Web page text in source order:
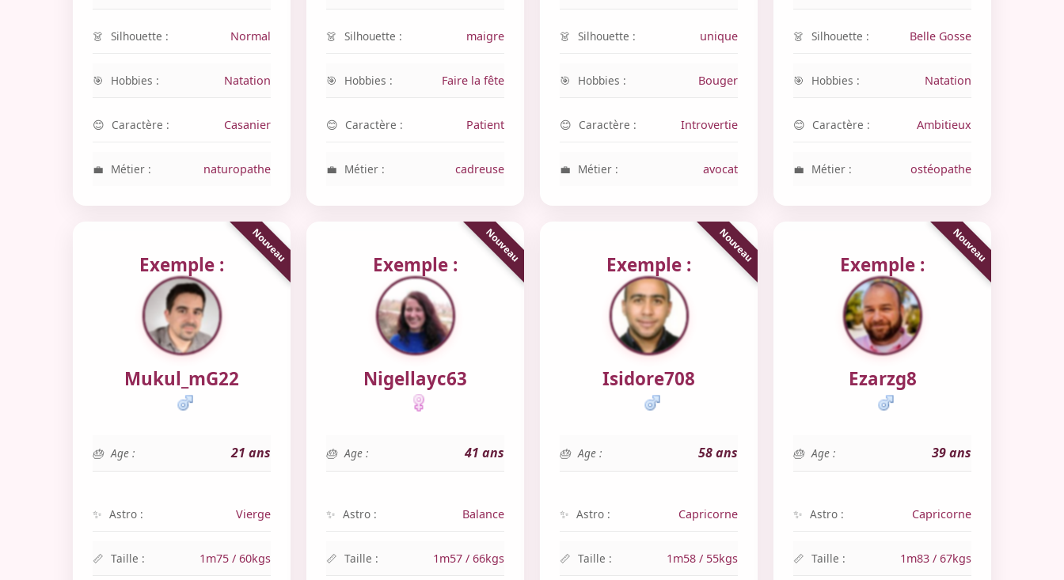
Silhouette : Normal
Hobbies : Natation
Caractère : Casanier
Métier : naturopathe
Silhouette : maigre
Hobbies : Faire la fête
Caractère : Patient
Métier : cadreuse
Silhouette : unique
Hobbies : Bouger
Caractère : Introvertie
Métier : avocat
Silhouette : Belle Gosse
Hobbies : Natation
Caractère : Ambitieux
Métier : ostéopathe
Exemple :
Mukul_mG22
Age : 21 ans
Astro : Vierge
Taille : 1m75 / 60kgs
Exemple :
Nigellayc63
Age : 41 ans
Astro : Balance
Taille : 1m57 / 66kgs
Exemple :
Isidore708
Age : 58 ans
Astro : Capricorne
Taille : 1m58 / 55kgs
Exemple :
Ezarzg8
Age : 39 ans
Astro : Capricorne
Taille : 1m83 / 67kgs